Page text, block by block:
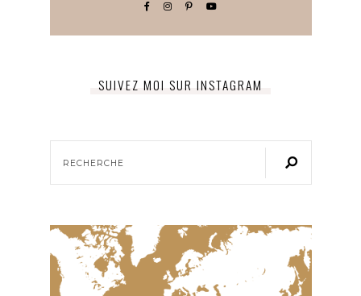
SUIVEZ MOI SUR INSTAGRAM